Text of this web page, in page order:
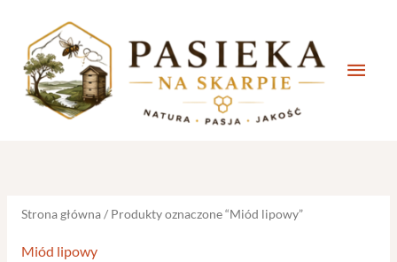
menu
Strona główna/ Produkty oznaczone “Miód lipowy”
Miód lipowy